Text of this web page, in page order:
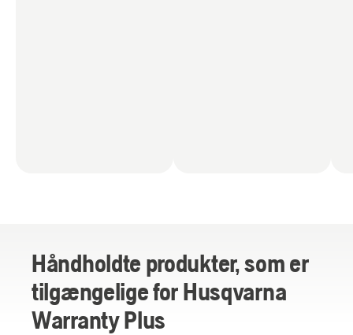
Håndholdte produkter, som er
tilgængelige for Husqvarna
Warranty Plus